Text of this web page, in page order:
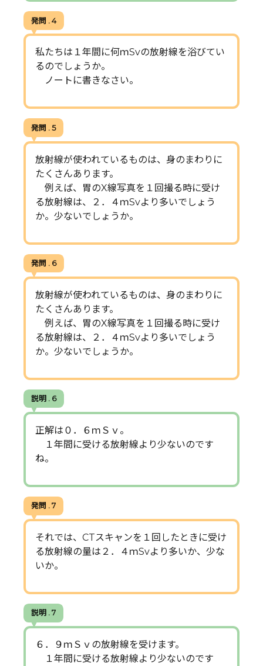
発問 . 4
私たちは１年間に何ｍSvの放射線を浴びてい
るのでしょうか。
ノートに書きなさい。
発問 . 5
放射線が使われているものは、身のまわりに
たくさんあります。
例えば、胃のX線写真を１回撮る時に受け
る放射線は、２．４ｍSvより多いでしょう
か。少ないでしょうか。
発問 . 6
放射線が使われているものは、身のまわりに
たくさんあります。
例えば、胃のX線写真を１回撮る時に受け
る放射線は、２．４ｍSvより多いでしょう
か。少ないでしょうか。
説明 . 6
正解は０．６ｍＳｖ。
１年間に受ける放射線より少ないのです
ね。
発問 . 7
それでは、CTスキャンを１回したときに受け
る放射線の量は２．４ｍSvより多いか、少な
いか。
説明 . 7
６．９ｍＳｖの放射線を受けます。
１年間に受ける放射線より少ないのです